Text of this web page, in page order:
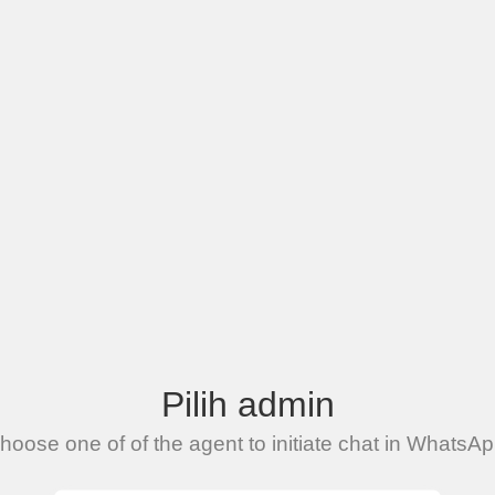
Pilih admin
one of of the agent to initiate chat in